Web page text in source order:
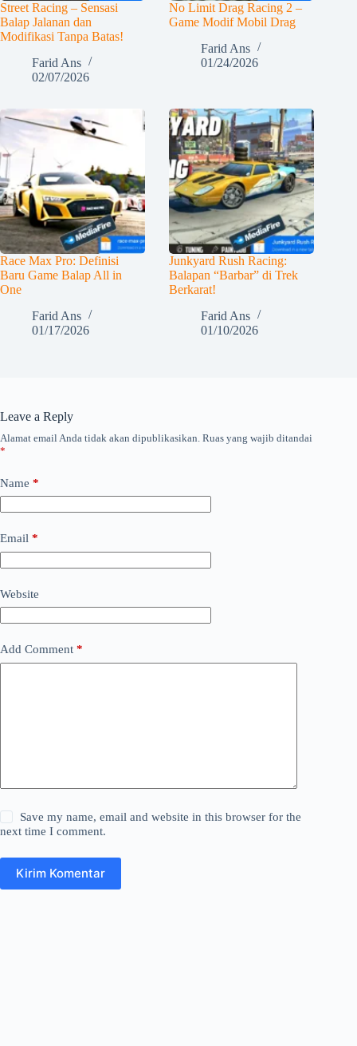
Street Racing – Sensasi
Balap Jalanan dan
Modifikasi Tanpa Batas!
Farid Ans
02/07/2026
No Limit Drag Racing 2 –
Game Modif Mobil Drag
Farid Ans
01/24/2026
Race Max Pro: Definisi
Baru Game Balap All in
One
Farid Ans
01/17/2026
Junkyard Rush Racing:
Balapan “Barbar” di Trek
Berkarat!
Farid Ans
01/10/2026
Leave a Reply
Alamat email Anda tidak akan dipublikasikan. Ruas yang wajib ditandai
*
Name *
Email *
Website
Add Comment *
Save my name, email and website in this browser for the
next time I comment.
Kirim Komentar